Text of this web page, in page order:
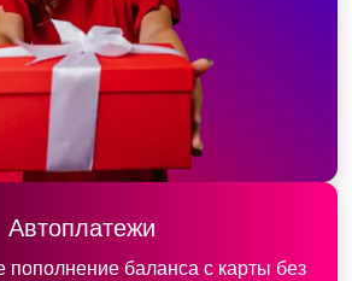
Автоплатежи
пополнение баланса с карты без